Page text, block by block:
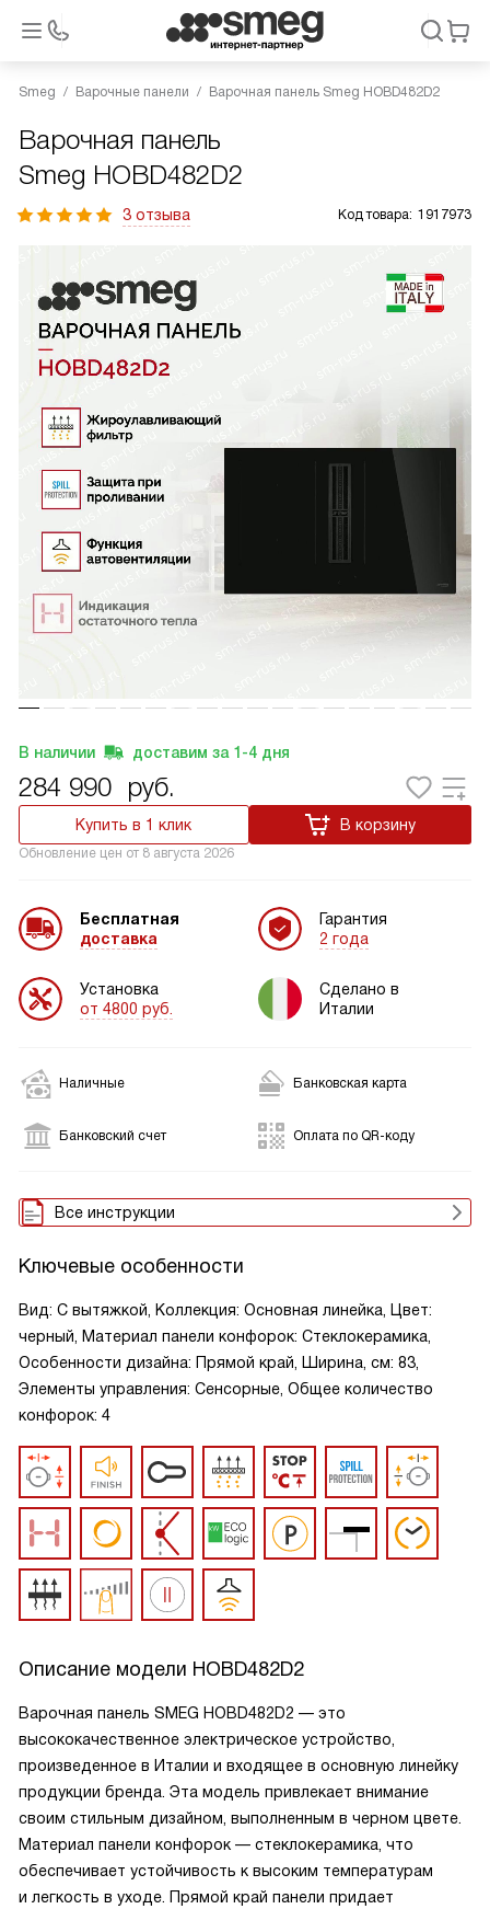
Smeg Варочные панели Варочная панель Smeg HOBD482D2
Варочная панель
Smeg HOBD482D2
3 отзыва Код товара: 1917973
В наличии доставим за 1-4 дня
284 990 руб.
Купить в 1 клик В корзину
Обновление цен от 8 августа 2026
Бесплатная
доставка
Установка
от 4800 руб.
Гарантия
2 года
Сделано в
Италии
Наличные Банковская карта
Банковский счет Оплата по QR-коду
Все инструкции
Ключевые особенности
Вид: С вытяжкой, Коллекция: Основная линейка, Цвет:
черный, Материал панели конфорок: Стеклокерамика,
Особенности дизайна: Прямой край, Ширина, см: 83,
Элементы управления: Сенсорные, Общее количество
конфорок: 4
Описание модели HOBD482D2
Варочная панель SMEG HOBD482D2 — это
высококачественное электрическое устройство,
произведенное в Италии и входящее в основную линейку
продукции бренда. Эта модель привлекает внимание
своим стильным дизайном, выполненным в черном цвете.
Материал панели конфорок — стеклокерамика, что
обеспечивает устойчивость к высоким температурам
и легкость в уходе. Прямой край панели придает